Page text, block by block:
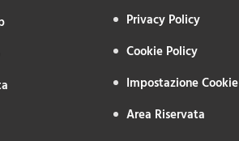
Privacy Policy
Cookie Policy
Impostazione Cookie
Area Riservata